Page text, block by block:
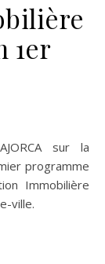
1er
programme
Immobilière
ville.